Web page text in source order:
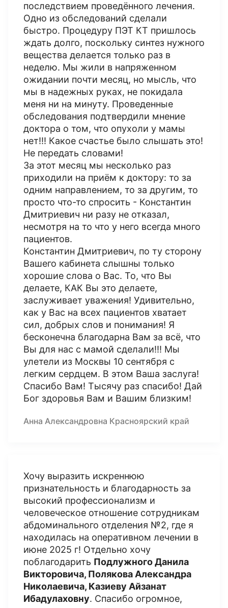
последствием проведённого лечения.
Одно из обследований сделали
быстро. Процедуру ПЭТ КТ пришлось
ждать долго, поскольку синтез нужного
вещества делается только раз в
неделю. Мы жили в напряженном
ожидании почти месяц, но мысль, что
мы в надежных руках, не покидала
меня ни на минуту. Проведенные
обследования подтвердили мнение
доктора о том, что опухоли у мамы
нет!!! Какое счастье было слышать это!
Не передать словами!
За этот месяц мы несколько раз
приходили на приём к доктору: то за
одним направлением, то за другим, то
просто что-то спросить - Константин
Дмитриевич ни разу не отказал,
несмотря на то что у него всегда много
пациентов.
Константин Дмитриевич, по ту сторону
Вашего кабинета слышны только
хорошие слова о Вас. То, что Вы
делаете, КАК Вы это делаете,
заслуживает уважения! Удивительно,
как у Вас на всех пациентов хватает
сил, добрых слов и понимания! Я
бесконечна благодарна Вам за всё, что
Вы для нас с мамой сделали!!! Мы
улетели из Москвы 10 сентября с
легким сердцем. В этом Ваша заслуга!
Спасибо Вам! Тысячу раз спасибо! Дай
Бог здоровья Вам и Вашим близким!
Анна Александровна Красноярский край
Хочу выразить искреннюю
признательность и благодарность за
высокий профессионализм и
человеческое отношение сотрудникам
абдоминального отделения №2, где я
находилась на оперативном лечении в
июне 2025 г! Отдельно хочу
поблагодарить Подлужного Данила
Викторовича, Полякова Александра
Николаевича, Казиеву Айзанат
Ибадулаховну. Спасибо огромное,